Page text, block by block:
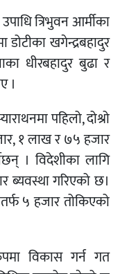
त्रिभुवन आर्मीका
डोटीका खगेन्द्रबहादुर
धीरबहादुर बुढा र
।
पहिलो, दोश्रो
१ लाख र ७५ हजार
। विदेशीका लागि
ब्यवस्था गरिएको छ।
५ हजार तोकिएको
रुपमा विकास गर्न गत